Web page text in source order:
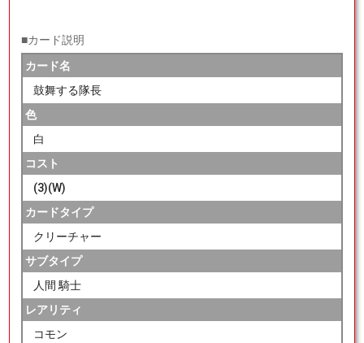
■カード説明
カード名
鼓舞する隊長
色
白
コスト
(3)(W)
カードタイプ
クリーチャー
サブタイプ
人間 騎士
レアリティ
コモン